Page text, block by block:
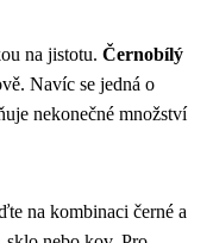
na jistotu. Černobílý
Navíc se jedná o
nekonečné množství
na kombinaci černé a